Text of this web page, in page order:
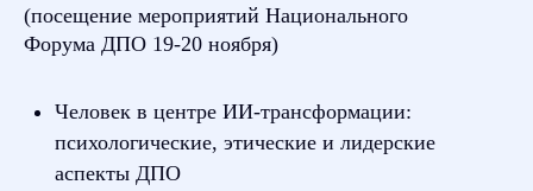
(посещение мероприятий Национального
Форума ДПО 19-20 ноября)
Человек в центре ИИ-трансформации:
психологические, этические и лидерские
аспекты ДПО